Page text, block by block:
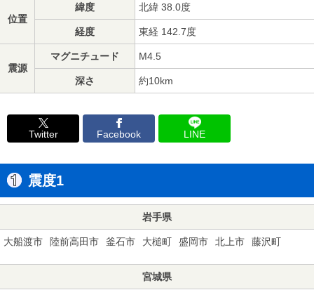
位置
緯度 北緯 38.0度
経度 東経 142.7度
震源
マグニチュード M4.5
深さ 約10km
Twitter Facebook LINE
震度1
岩手県
大船渡市 陸前高田市 釜石市 大槌町 盛岡市 北上市 藤沢町
宮城県